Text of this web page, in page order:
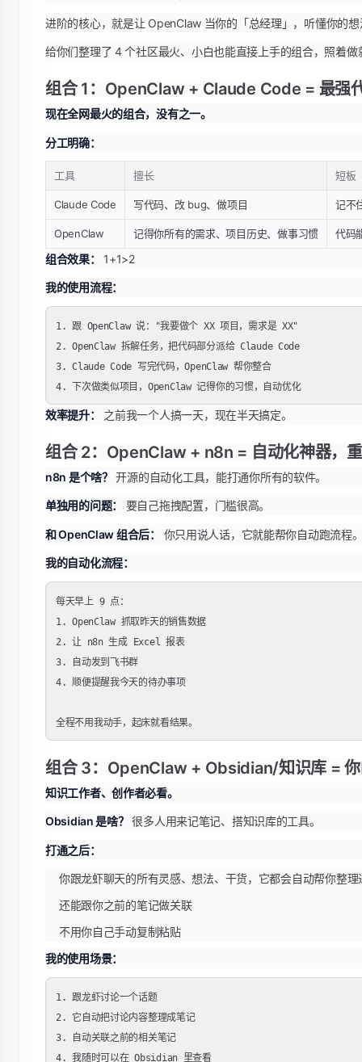
进阶的核心，就是让 OpenClaw 当你的「总经理」，听懂你的
给你们整理了 4 个社区最火、小白也能直接上手的组合，照着做
组合 1：OpenClaw + Claude Code = 最强
现在全网最火的组合，没有之一。
分工明确：
工具 擅长 短板
Claude Code 写代码、改 bug、做项目 记不
OpenClaw 记得你所有的需求、项目历史、做事习惯 代码
组合效果： 1+1>2
我的使用流程：
1. 跟 OpenClaw 说："我要做个 XX 项目，需求是 XX"
2. OpenClaw 拆解任务，把代码部分派给 Claude Code
3. Claude Code 写完代码，OpenClaw 帮你整合
4. 下次做类似项目，OpenClaw 记得你的习惯，自动优化
效率提升： 之前我一个人搞一天，现在半天搞定。
组合 2：OpenClaw + n8n = 自动化神器，
n8n 是个啥？ 开源的自动化工具，能打通你所有的软件。
单独用的问题： 要自己拖拽配置，门槛很高。
和 OpenClaw 组合后： 你只用说人话，它就能帮你自动跑流程
我的自动化流程：
每天早上 9 点：
1. OpenClaw 抓取昨天的销售数据
2. 让 n8n 生成 Excel 报表
3. 自动发到飞书群
4. 顺便提醒我今天的待办事项
组合 3：OpenClaw + Obsidian/知识库 =
知识工作者、创作者必看。
Obsidian 是啥？ 很多人用来记笔记、搭知识库的工具。
打通之后：
你跟龙虾聊天的所有灵感、想法、干货，它都会自动帮你整理
还能跟你之前的笔记做关联
不用你自己手动复制粘贴
我的使用场景：
1. 跟龙虾讨论一个话题
2. 它自动把讨论内容整理成笔记
3. 自动关联之前的相关笔记
4. 我随时可以在 Obsidian 里查看